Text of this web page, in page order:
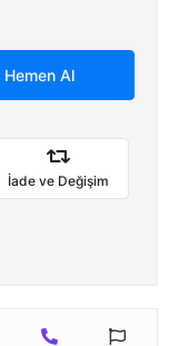
Hemen Al
İade ve Değişim